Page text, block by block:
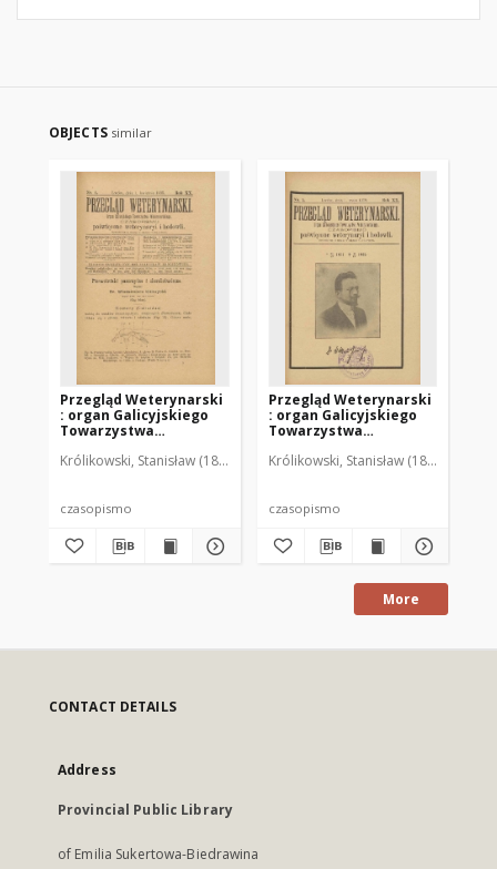
OBJECTS similar
Przegląd Weterynarski
: organ Galicyjskiego
Towarzystwa
czasopismo
1905 R. 20, nr 4
Królikowski, Stanisław (1853-1924). Red.
czasopismo
Przegląd Weterynarski
: organ Galicyjskiego
Towarzystwa
czasopismo
1905 R. 20, nr 5
Królikowski, Stanisław (1853-1924).
czasopismo
More
CONTACT DETAILS
Address
Provincial Public Library
of Emilia Sukertowa-Biedrawina